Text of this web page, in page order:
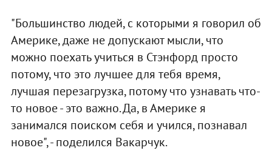
"Большинство людей, с которыми я говорил об
Америке, даже не допускают мысли, что
можно поехать учиться в Стэнфорд просто
потому, что это лучшее для тебя время,
лучшая перезагрузка, потому что узнавать что-
то новое - это важно. Да, в Америке я
занимался поиском себя и учился, познавал
новое", - поделился Вакарчук.